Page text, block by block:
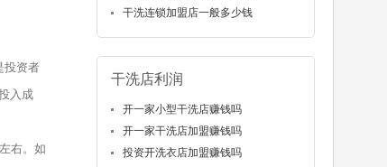
投资者
入成
右。如
干洗连锁加盟店一般多少钱
干洗店利润
开一家小型干洗店赚钱吗
开一家干洗店加盟赚钱吗
投资开洗衣店加盟赚钱吗